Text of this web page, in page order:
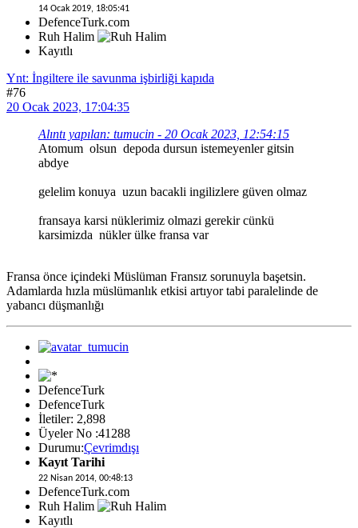
14 Ocak 2019, 18:05:41
DefenceTurk.com
Ruh Halim
Kayıtlı
Ynt: İngiltere ile savunma işbirliği kapıda
#76
20 Ocak 2023, 17:04:35
Alıntı yapılan: tumucin - 20 Ocak 2023, 12:54:15
Atomum olsun depoda dursun istemeyenler gitsin
abdye
gelelim konuya uzun bacakli ingilizlere güven olmaz
fransaya karsi nüklerimiz olmazi gerekir cünkü
karsimizda nükler ülke fransa var
Fransa önce içindeki Müslüman Fransız sorunuyla başetsin.
Adamlarda hızla müslümanlık etkisi artıyor tabi paralelinde de
yabancı düşmanlığı
DefenceTurk
DefenceTurk
İletiler: 2,898
Üyeler No :41288
Durumu:Çevrimdışı
Kayıt Tarihi
22 Nisan 2014, 00:48:13
DefenceTurk.com
Ruh Halim
Kayıtlı